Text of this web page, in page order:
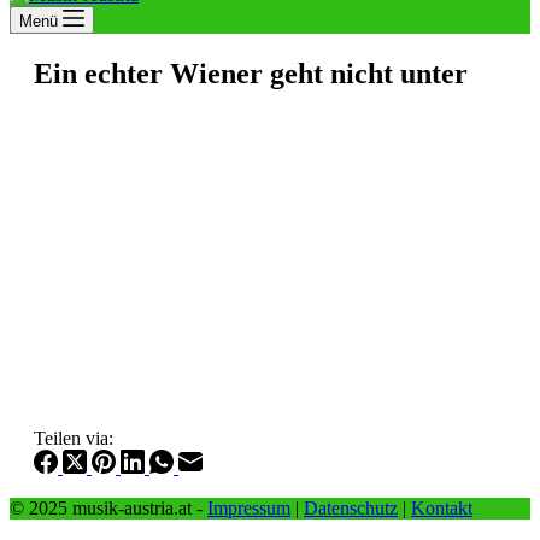
Menü
Ein echter Wiener geht nicht unter
Teilen via:
© 2025 musik-austria.at - Impressum | Datenschutz | Kontakt